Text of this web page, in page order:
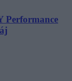
Performance